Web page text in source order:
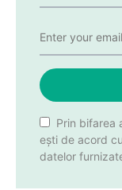
Prin bifarea
ești de acord
datelor